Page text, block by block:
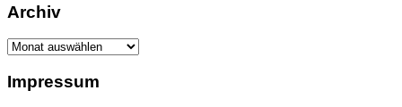
Archiv
Archiv
Impressum